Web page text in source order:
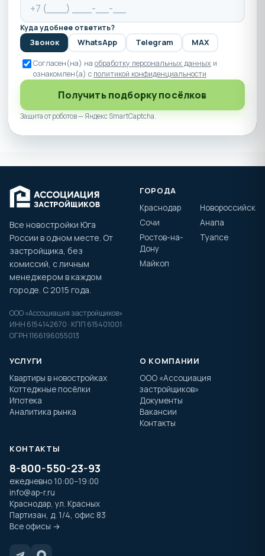
Куда удобнее ответить?
Звонок WhatsApp Telegram MAX
Согласен(на) на обработку персональных данных и
ознакомлен(а) с политикой конфиденциальности
Получить подборку посёлков
Защита от роботов — Яндекс SmartCaptcha.
Все новостройки Юга
России в одном месте. От
застройщика, без
комиссий, с личным
менеджером в каждом
городе. С 2015 года.
ООО «Ассоциация застройщиков»
ИНН 6154142670 · КПП 615401001 ·
ОГРН 1166196055013
ГОРОДА
Краснодар
Новороссийск
Сочи
Анапа
Ростов-на-
Дону
Туапсе
Майкоп
УСЛУГИ
Квартиры в новостройках
Коттеджные посёлки
Ипотека
Аналитика рынка
О КОМПАНИИ
ООО «Ассоциация
застройщиков»
Документы
Вакансии
Контакты
КОНТАКТЫ
8-800-550-23-93
ежедневно 10:00–19:00
info@ap-r.ru
Краснодар, ул. Красных
Партизан, д. 1/4, офис 83
Все офисы →